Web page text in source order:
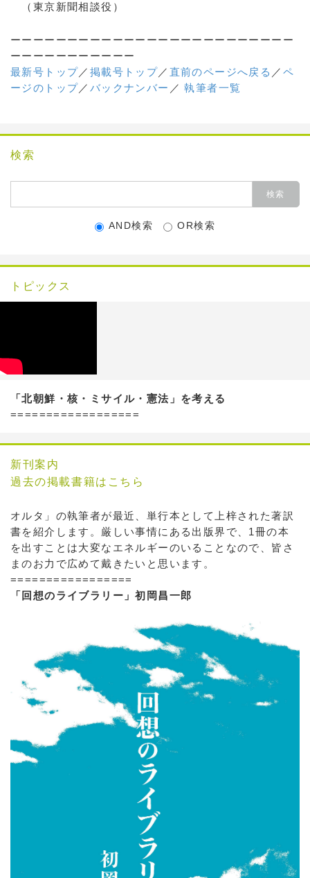
（東京新聞相談役）
ーーーーーーーーーーーーーーーーーーーーーーーーー
ーーーーーーーーーーー
最新号トップ／ 掲載号トップ／ 直前のページへ戻る ／ ペ
ージのトップ／ バックナンバー ／執筆者一覧
検索
AND検索 OR検索
トピックス
「北朝鮮・核・ミサイル・憲法」を考える
==================
新刊案内
過去の掲載書籍はこちら
オルタ」の執筆者が最近、単行本として上梓された著訳
書を紹介します。厳しい事情にある出版界で、1冊の本
を出すことは大変なエネルギーのいることなので、皆さ
まのお力で広めて戴きたいと思います。
=================
「回想のライブラリー」初岡昌一郎